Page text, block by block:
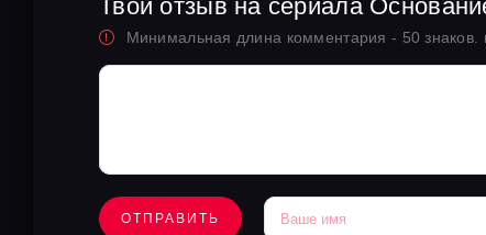
Твой отзыв на сериала
Минимальная длина комментария - 50
ОТПРАВИТЬ